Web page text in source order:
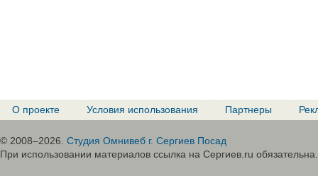
О проекте Условия использования Партнеры
© 2008–2026. Студия Омнивеб г. Сергиев Посад
При использовании материалов ссылка на Сергиев.ru обязательна.